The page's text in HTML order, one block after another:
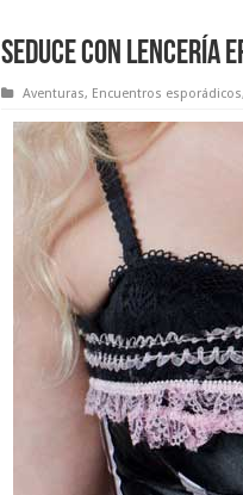
Seduce con
Aventuras, Encuentros esporádicos,